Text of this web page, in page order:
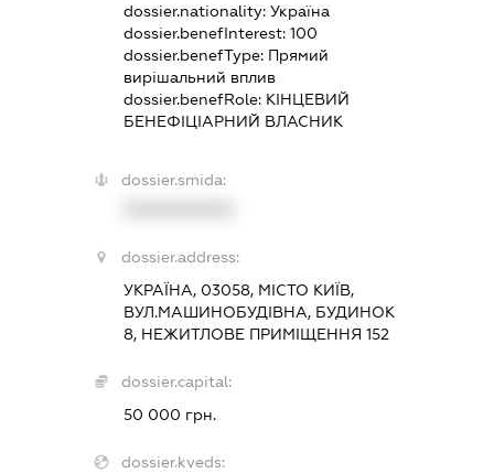
dossier.nationality:Україна
dossier.benefInterest:100
dossier.benefType: Прямий
вирішальний вплив
dossier.benefRole: КІНЦЕВИЙ
БЕНЕФІЦІАРНИЙ ВЛАСНИК
dossier.smida:
dossier.address:
УКРАЇНА, 03058, МІСТО КИЇВ,
ВУЛ.МАШИНОБУДІВНА, БУДИНОК
8, НЕЖИТЛОВЕ ПРИМІЩЕННЯ 152
dossier.capital:
50 000 грн.
dossier.kveds: